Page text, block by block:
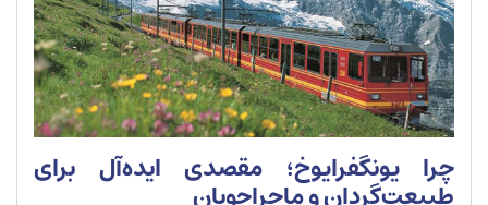
چرا یونگفرایوخ؛ مقصدی ایده‌آل برای